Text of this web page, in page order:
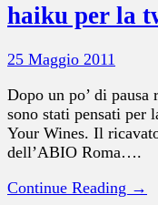
haiku per la
25 Maggio 2011
Dopo un po’ di
sono stati pensati per
Your Wines. Il
dell’ABIO Roma….
Continue Reading →